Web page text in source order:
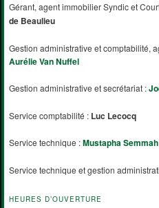
Gérant, agent immobilier Syndic et
de Beaulieu
Gestion administrative et comptabilité,
Aurélie Van Nuffel
Gestion administrative et secrétariat :
Service comptabilité : Luc Lecocq
Service technique :Mustapha Semmah
Service technique et gestion
HEURES D’OUVERTURE